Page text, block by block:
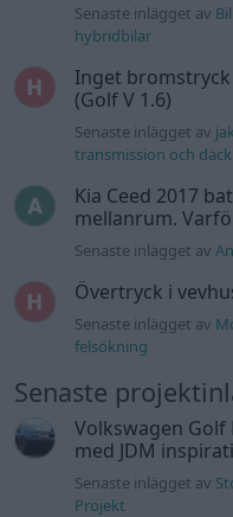
Senaste inlägget av
hybridbilar
Inget
(Golf V 1.6)
Senaste inlägget av
transmission och däck
Kia Ceed 2017
mellanrum.
Senaste inlägget av
Övertryck i
Senaste inlägget av
felsökning
Senaste
Volkswagen Golf
med JDM
Senaste inlägget av
Projekt